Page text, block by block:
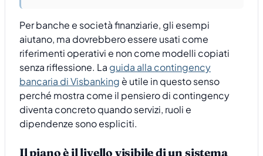
Per banche e società finanziarie, gli esempi
aiutano, ma dovrebbero essere usati come
riferimenti operativi e non come modelli copiati
senza riflessione. La guida alla contingency
bancaria di Visbanking è utile in questo senso
perché mostra come il pensiero di contingency
diventa concreto quando servizi, ruoli e
dipendenze sono espliciti.
Il piano è il livello visibile di un sistema